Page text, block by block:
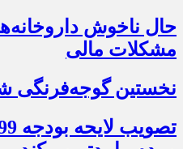
حال ناخوش
مشکلات مالی
نخستین گوجه‌فرنگی